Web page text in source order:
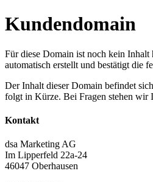
Kundendomain
Für diese Domain ist noch kein Inhalt
automatisch erstellt und bestätigt die
Der Inhalt dieser Domain befindet
folgt in Kürze. Bei Fragen stehen wir
Kontakt
dsa Marketing AG
Im Lipperfeld 22a-24
46047 Oberhausen